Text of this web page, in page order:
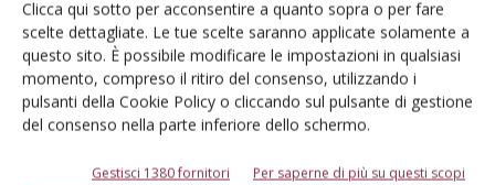
Clicca qui sotto per acconsentire a quanto sopra o per fare
scelte dettagliate. Le tue scelte saranno applicate solamente a
questo sito. È possibile modificare le impostazioni in qualsiasi
momento, compreso il ritiro del consenso, utilizzando i
pulsanti della Cookie Policy o cliccando sul pulsante di gestione
del consenso nella parte inferiore dello schermo.
Gestisci 1380 fornitori Per saperne di più su questi scopi